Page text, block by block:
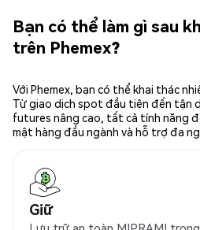
Bạn có thể làm gì sau
trên Phemex?
Với Phemex, bạn có thể khai thác
Từ giao dịch spot đầu tiên đến tận
futures nâng cao, tất cả tính năng
mật hàng đầu ngành và hỗ trợ đa
Giữ